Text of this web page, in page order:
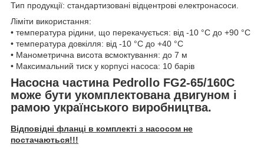
Тип продукції: стандартизовані відцентрові електронасоси.
Ліміти використання:
• температура рідини, що перекачується: від -10 °C до +90 °C
• температура довкілля: від -10 °C до +40 °C
• Манометрична висота всмоктування: до 7 м
• Максимальний тиск у корпусі насоса: 10 барів
Насосна частина Pedrollo FG2-65/160C
може бути укомплектована двигуном і
рамою українського виробництва.
Відповідні фланці в комплекті з насосом не
постачаються!!!